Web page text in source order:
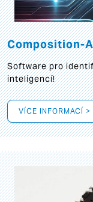
Composition-
Software pro
inteligencí!
VÍCE INFORMACÍ >